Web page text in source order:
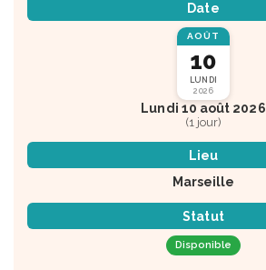
Date
AOÛT
10
LUNDI
2026
Lundi 10 août 2026
(1 jour)
Lieu
Marseille
Statut
Disponible